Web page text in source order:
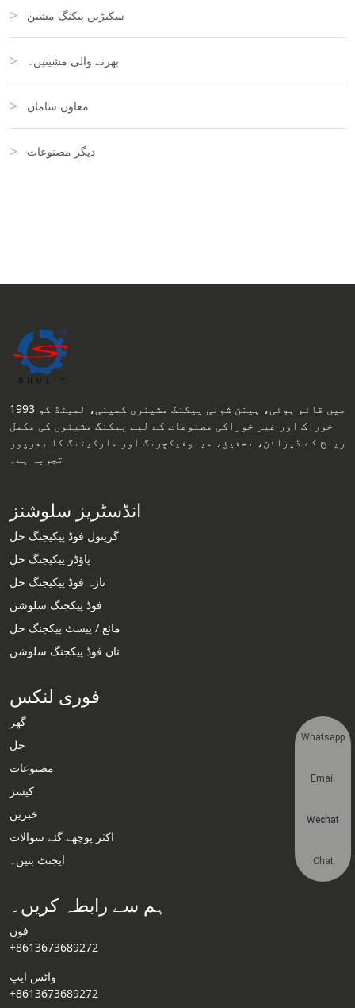
سکیڑیں پیکنگ مشین
بھرنے والی مشینیں۔
معاون سامان
دیگر مصنوعات
1993 میں قائم ہوئی، ہینن شولی پیکنگ مشینری کمپنی، لمیٹڈ کو
خوراک اور غیر خوراکی مصنوعات کے لیے پیکنگ مشینوں کی مکمل
رینج کے ڈیزائن، تحقیق، مینوفیکچرنگ اور مارکیٹنگ کا بھرپور
تجربہ ہے۔
انڈسٹریز سلوشنز
گرینول فوڈ پیکیجنگ حل
پاؤڈر پیکیجنگ حل
تازہ فوڈ پیکیجنگ حل
فوڈ پیکجنگ سلوشن
مائع / پیسٹ پیکجنگ حل
نان فوڈ پیکجنگ سلوشن
فوری لنکس
گھر
حل
مصنوعات
کیسز
خبریں
اکثر پوچھے گئے سوالات
ایجنٹ بنیں۔
ہم سے رابطہ کریں۔
فون
+8613673689272
واٹس ایپ
+8613673689272
Whatsapp
Email
Wechat
Chat